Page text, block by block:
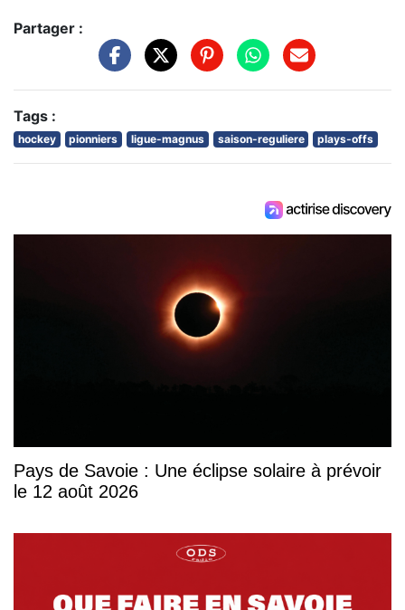
Partager :
Tags :
hockey pionniers ligue-magnus saison-reguliere plays-offs
Pays de Savoie : Une éclipse solaire à prévoir
le 12 août 2026